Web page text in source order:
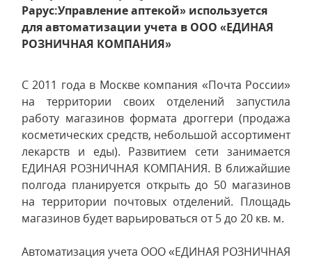
Рарус:Управление аптекой» используется
для автоматизации учета в ООО «ЕДИНАЯ
РОЗНИЧНАЯ КОМПАНИЯ»
С 2011 года в Москве компания «Почта России»
на территории своих отделений запустила
работу магазинов формата дроггери (продажа
косметических средств, небольшой ассортимент
лекарств и еды). Развитием сети занимается
ЕДИНАЯ РОЗНИЧНАЯ КОМПАНИЯ. В ближайшие
полгода планируется открыть до 50 магазинов
на территории почтовых отделений. Площадь
магазинов будет варьироваться от 5 до 20 кв. м.
Автоматизация учета ООО «ЕДИНАЯ РОЗНИЧНАЯ